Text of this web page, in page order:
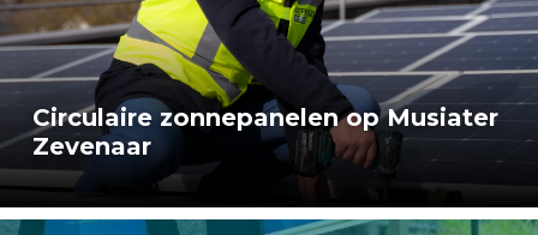
Circulaire zonnepanelen op Musiater
Zevenaar